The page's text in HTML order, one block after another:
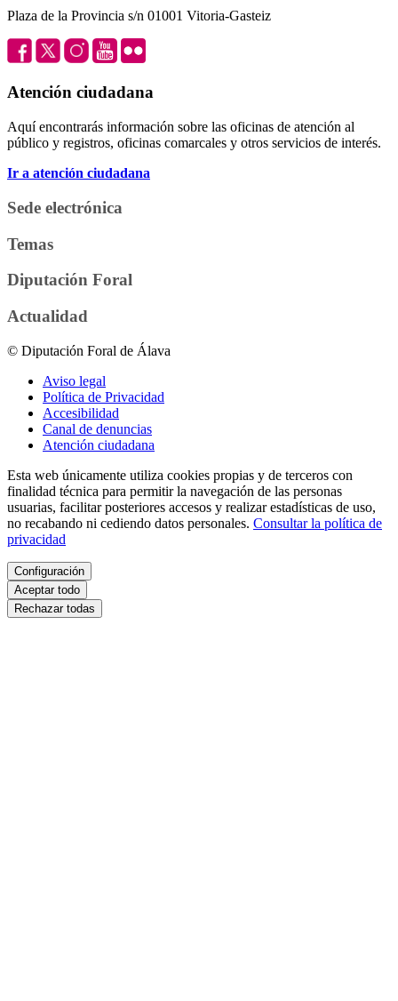
Plaza de la Provincia s/n 01001 Vitoria-Gasteiz
Atención ciudadana
Aquí encontrarás información sobre las oficinas de atención al
público y registros, oficinas comarcales y otros servicios de interés.
Ir a atención ciudadana
Sede electrónica
Temas
Diputación Foral
Actualidad
© Diputación Foral de Álava
Aviso legal
Política de Privacidad
Accesibilidad
Canal de denuncias
Atención ciudadana
Esta web únicamente utiliza cookies propias y de terceros con
finalidad técnica para permitir la navegación de las personas
usuarias, facilitar posteriores accesos y realizar estadísticas de uso,
no recabando ni cediendo datos personales. Consultar la política de
privacidad
Configuración
Aceptar todo
Rechazar todas